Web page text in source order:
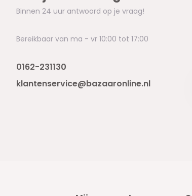
Binnen 24 uur antwoord op je vraag!
Bereikbaar van ma - vr 10:00 tot 17:00
0162-231130
klantenservice@bazaaronline.nl